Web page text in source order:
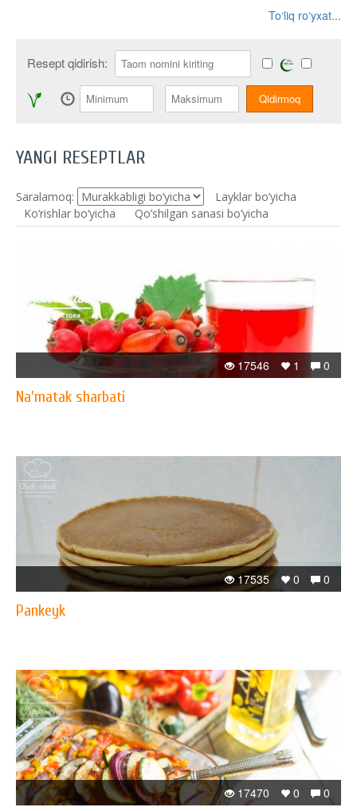
To‘liq ro‘yxat...
Resept qidirish:
YANGI RESEPTLAR
Saralamoq:
Layklar bo’yicha
Ko‘rishlar bo‘yicha
Qo’shilgan sanasi bo’yicha
0
1
17546
Na'matak sharbati
0
0
17535
Pankeyk
0
0
17470